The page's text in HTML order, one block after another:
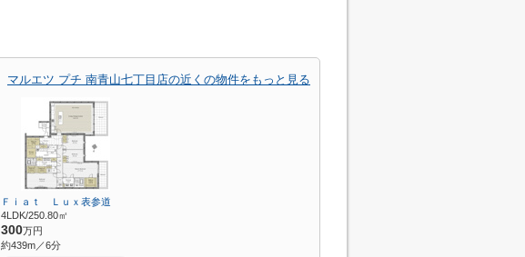
マルエツ プチ 南青山七丁目店の近くの物件をもっと見る
Ｆｉａｔ Ｌｕｘ表参道
4LDK/250.80㎡
300万円
約439m／6分